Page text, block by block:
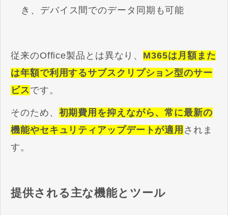
き、デバイス間でのデータ同期も可能
従来のOffice製品とは異なり、 M365は月額また
は年額で利用するサブスクリプション型のサー
ビスです。
そのため、 初期費用を抑えながら、常に最新の
機能やセキュリティアップデートが適用 されま
す。
提供される主な機能とツール